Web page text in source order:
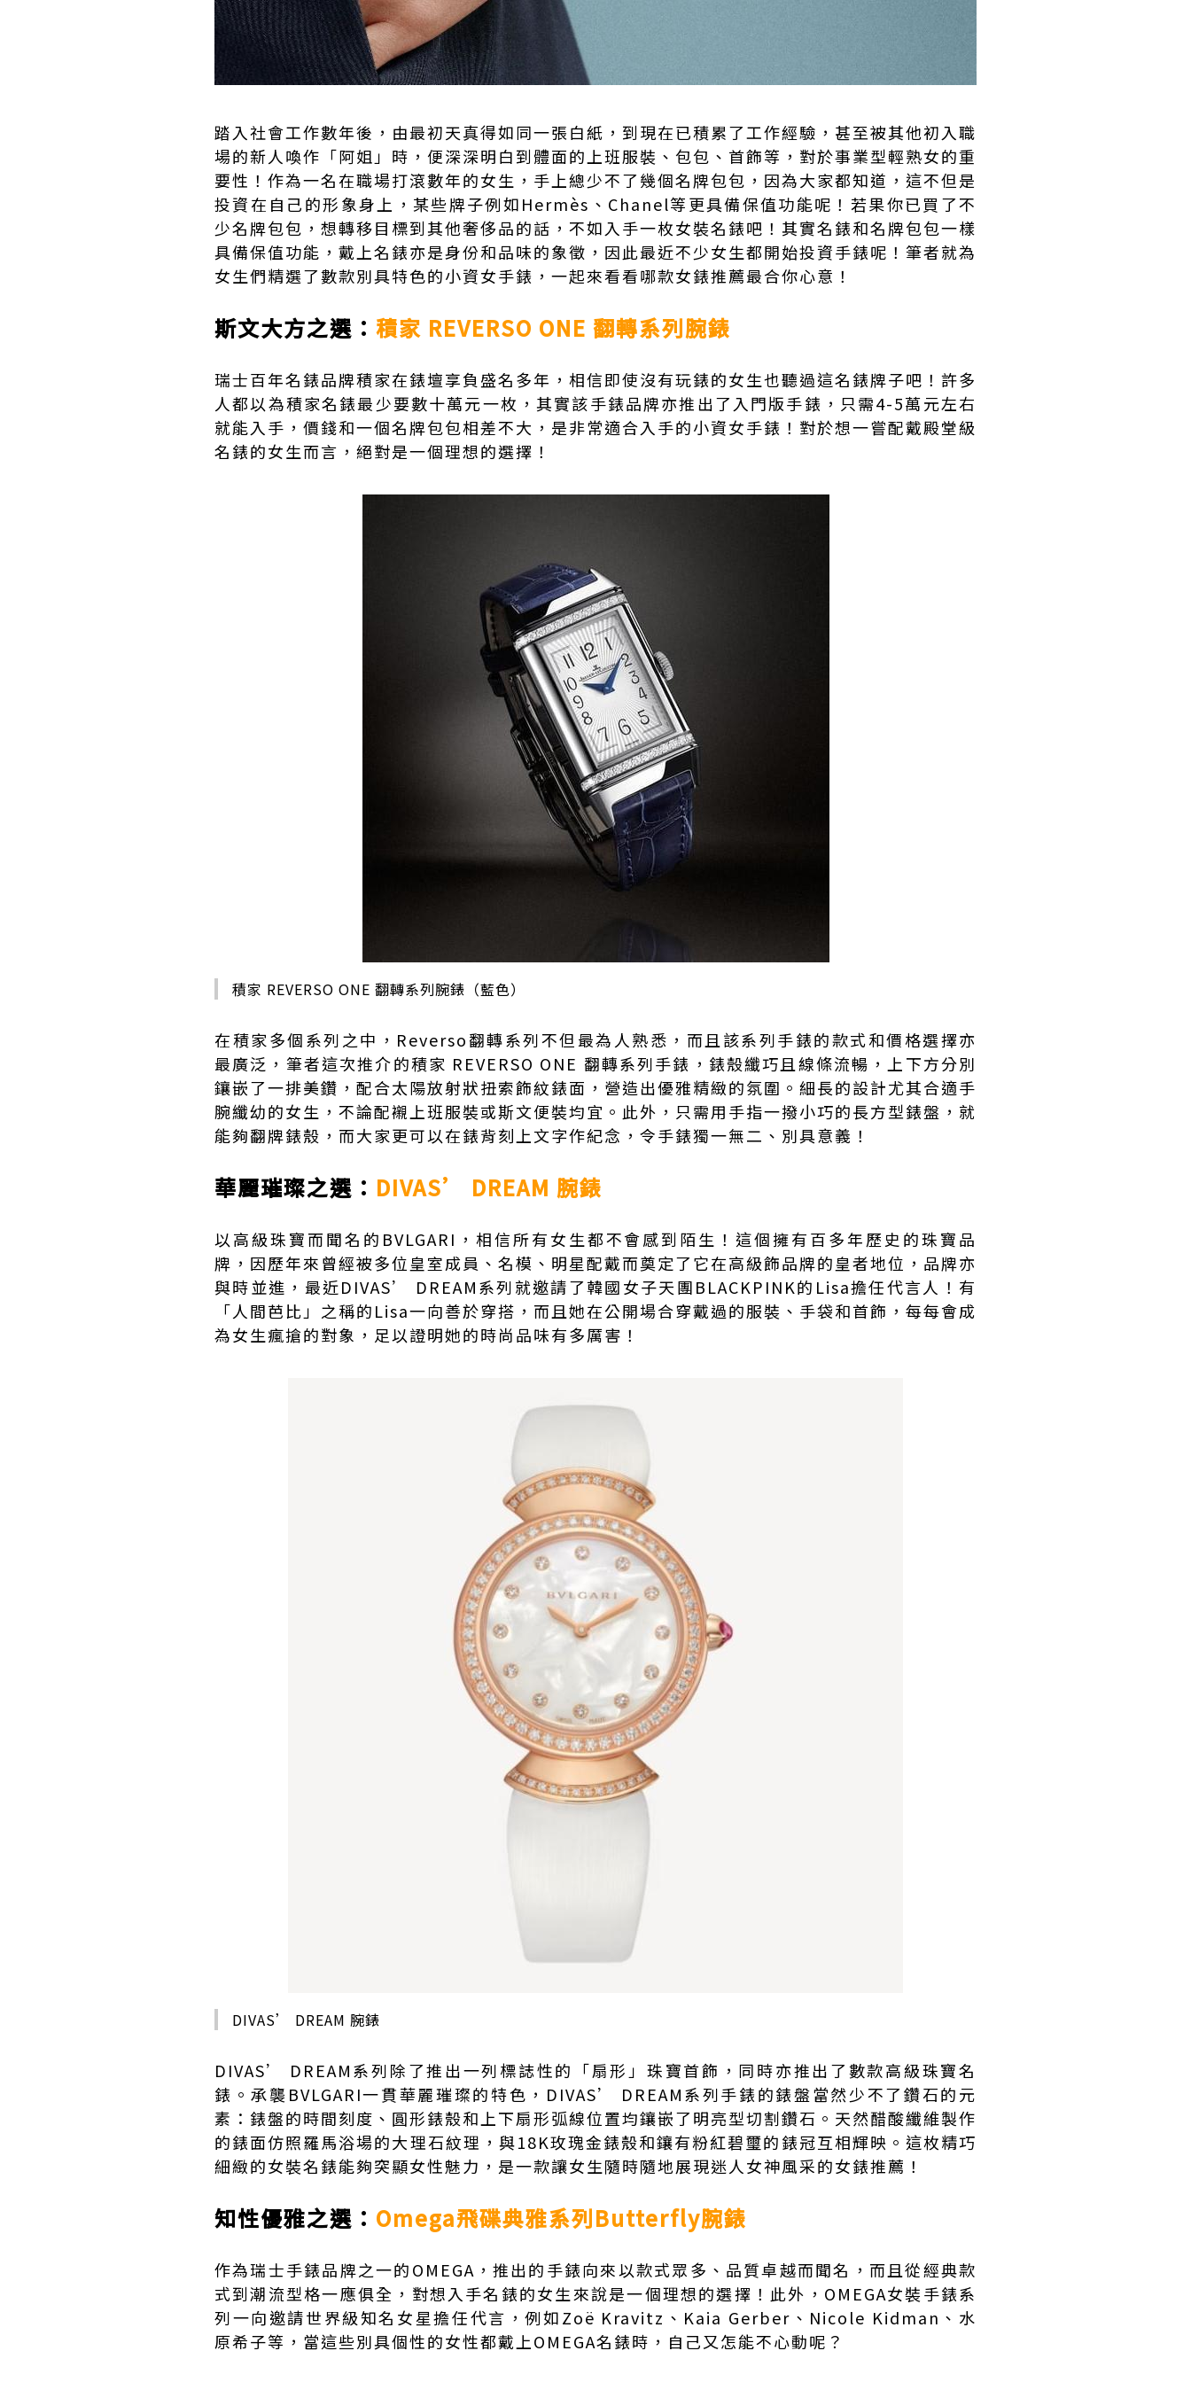
踏入社會工作數年後，由最初天真得如同一張白紙，到現在已積累了工作經驗，甚至被其他初入職
場的新人喚作「阿姐」時，便深深明白到體面的上班服裝、包包、首飾等，對於事業型輕熟女的重
要性！作為一名在職場打滾數年的女生，手上總少不了幾個名牌包包，因為大家都知道，這不但是
投資在自己的形象身上，某些牌子例如Hermès、Chanel等更具備保值功能呢！若果你已買了不
少名牌包包，想轉移目標到其他奢侈品的話，不如入手一枚女裝名錶吧！其實名錶和名牌包包一樣
具備保值功能，戴上名錶亦是身份和品味的象徵，因此最近不少女生都開始投資手錶呢！筆者就為
女生們精選了數款別具特色的小資女手錶，一起來看看哪款女錶推薦最合你心意！
斯文大方之選： 積家 REVERSO ONE 翻轉系列腕錶
瑞士百年名錶品牌積家在錶壇享負盛名多年，相信即使沒有玩錶的女生也聽過這名錶牌子吧！許多
人都以為積家名錶最少要數十萬元一枚，其實該手錶品牌亦推出了入門版手錶，只需4-5萬元左右
就能入手，價錢和一個名牌包包相差不大，是非常適合入手的小資女手錶！對於想一嘗配戴殿堂級
名錶的女生而言，絕對是一個理想的選擇！
積家 REVERSO ONE 翻轉系列腕錶（藍色）
在積家多個系列之中，Reverso翻轉系列不但最為人熟悉，而且該系列手錶的款式和價格選擇亦
最廣泛，筆者這次推介的積家 REVERSO ONE 翻轉系列手錶，錶殼纖巧且線條流暢，上下方分別
鑲嵌了一排美鑽，配合太陽放射狀扭索飾紋錶面，營造出優雅精緻的氛圍。細長的設計尤其合適手
腕纖幼的女生，不論配襯上班服裝或斯文便裝均宜。此外，只需用手指一撥小巧的長方型錶盤，就
能夠翻牌錶殼，而大家更可以在錶背刻上文字作紀念，令手錶獨一無二、別具意義！
華麗璀璨之選： DIVAS’ DREAM 腕錶
以高級珠寶而聞名的 BVLGARI ，相信所有女生都不會感到陌生！這個擁有百多年歷史的珠寶品
牌，因歷年來曾經被多位皇室成員、名模、明星配戴而奠定了它在高級飾品牌的皇者地位，品牌亦
與時並進，最近DIVAS’ DREAM系列就邀請了韓國女子天團BLACKPINK的Lisa擔任代言人！有
「人間芭比」之稱的Lisa一向善於穿搭，而且她在公開場合穿戴過的服裝、手袋和首飾，每每會成
為女生瘋搶的對象，足以證明她的時尚品味有多厲害！
DIVAS’ DREAM 腕錶
DIVAS’ DREAM系列除了推出一列標誌性的「扇形」珠寶首飾，同時亦推出了數款高級珠寶名
錶。承襲BVLGARI一貫華麗璀璨的特色，DIVAS’ DREAM系列手錶的錶盤當然少不了鑽石的元
素：錶盤的時間刻度、圓形錶殼和上下扇形弧線位置均鑲嵌了明亮型切割鑽石。天然醋酸纖維製作
的錶面仿照羅馬浴場的大理石紋理，與18K玫瑰金錶殼和鑲有粉紅碧璽的錶冠互相輝映。這枚精巧
細緻的女裝名錶能夠突顯女性魅力，是一款讓女生隨時隨地展現迷人女神風采的女錶推薦！
知性優雅之選： Omega飛碟典雅系列Butterfly腕錶
作為瑞士手錶品牌之一的OMEGA ，推出的手錶向來以款式眾多、品質卓越而聞名，而且從經典款
式到潮流型格一應俱全，對想入手名錶的女生來說是一個理想的選擇！此外，OMEGA女裝手錶系
列一向邀請世界級知名女星擔任代言，例如Zoë Kravitz、Kaia Gerber、Nicole Kidman、水
原希子等，當這些別具個性的女性都戴上OMEGA名錶時，自己又怎能不心動呢？